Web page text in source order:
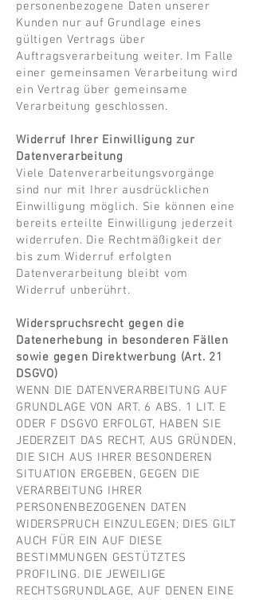
personenbezogene Daten unserer
Kunden nur auf Grundlage eines
gültigen Vertrags über
Auftragsverarbeitung weiter. Im Falle
einer gemeinsamen Verarbeitung wird
ein Vertrag über gemeinsame
Verarbeitung geschlossen.
Widerruf Ihrer Einwilligung zur
Datenverarbeitung
Viele Datenverarbeitungsvorgänge
sind nur mit Ihrer ausdrücklichen
Einwilligung möglich. Sie können eine
bereits erteilte Einwilligung jederzeit
widerrufen. Die Rechtmäßigkeit der
bis zum Widerruf erfolgten
Datenverarbeitung bleibt vom
Widerruf unberührt.
Widerspruchsrecht gegen die
Datenerhebung in besonderen Fällen
sowie gegen Direktwerbung (Art. 21
DSGVO)
WENN DIE DATENVERARBEITUNG AUF
GRUNDLAGE VON ART. 6 ABS. 1 LIT. E
ODER F DSGVO ERFOLGT, HABEN SIE
JEDERZEIT DAS RECHT, AUS GRÜNDEN,
DIE SICH AUS IHRER BESONDEREN
SITUATION ERGEBEN, GEGEN DIE
VERARBEITUNG IHRER
PERSONENBEZOGENEN DATEN
WIDERSPRUCH EINZULEGEN; DIES GILT
AUCH FÜR EIN AUF DIESE
BESTIMMUNGEN GESTÜTZTES
PROFILING. DIE JEWEILIGE
RECHTSGRUNDLAGE, AUF DENEN EINE